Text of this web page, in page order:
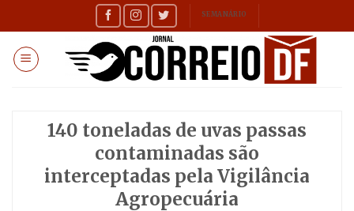
to
content
SEMANÁRIO
140 toneladas de uvas passas
contaminadas são
interceptadas pela Vigilância
Agropecuária